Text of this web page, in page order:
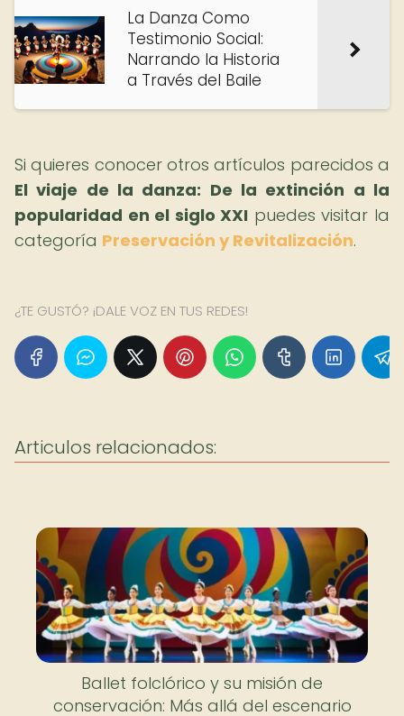
La Danza Como
Testimonio Social:
Narrando la Historia
a Través del Baile
Si quieres conocer otros artículos parecidos a
El viaje de la danza: De la extinción a la
popularidad en el siglo XXI puedes visitar la
categoría Preservación y Revitalización.
¿TE GUSTÓ? ¡DALE VOZ EN TUS REDES!
Articulos relacionados:
Ballet folclórico y su misión de
conservación: Más allá del escenario